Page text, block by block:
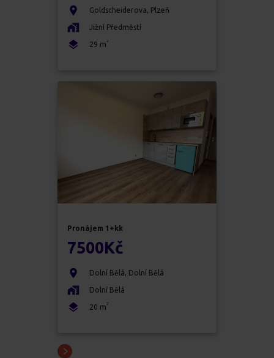
Goldscheiderova, Plzeň
Jižní Předměstí
29 m 2
Pronájem 1+kk
7500Kč
Dolní Bělá, Dolní Bělá
Dolní Bělá
20 m 2